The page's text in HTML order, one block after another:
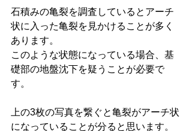
石積みの亀裂を調査しているとアーチ
状に入った亀裂を見かけることが多く
あります。
このような状態になっている場合、基
礎部の地盤沈下を疑うことが必要で
す。
上の3枚の写真を繋ぐと亀裂がアーチ状
になっていることが分ると思います。